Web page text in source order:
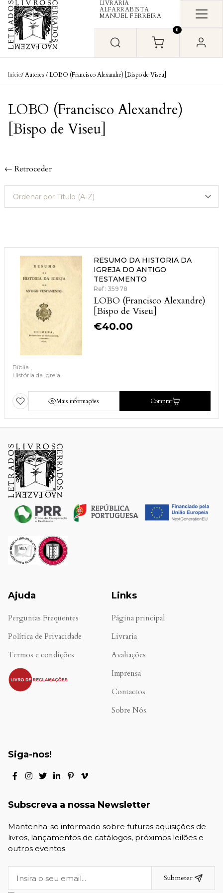
Skip to content
LIVRARIA
ALFARRABISTA
MANUEL FERREIRA
0
Início/ Autores / LOBO (Francisco Alexandre) [Bispo de Viseu]
LOBO (Francisco Alexandre)
[Bispo de Viseu]
← Retroceder
RESUMO DA HISTORIA DA
IGREJA DO ANTIGO
TESTAMENTO
Ref: 35978
LOBO (Francisco Alexandre)
[Bispo de Viseu]
€40.00
Bíblia
História da Igreja
Mais informações Comprar
Ajuda
Perguntas Frequentes
Política de Privacidade
Termos e condições
.
Links
Página principal
Livraria
Avaliações
Imprensa
Contactos
Sobre Nós
Siga-nos!
Subscreva a nossa Newsletter
Mantenha-se informado sobre futuras aquisições de
livros, lançamentos de catálogos, próximos leilões e
outros eventos.
Submeter